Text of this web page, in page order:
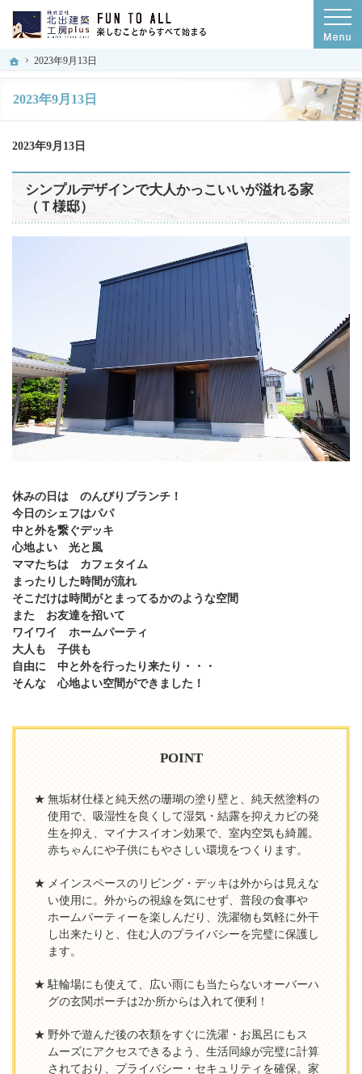
ホーム
2023年9月13日
2023年9月13日
設計士の代表自らご提案！石川県小松市・加賀市・能美市の注文住宅・耐震等級
石川県小松市・加賀市・能美市の耐震等級3・ZEH住宅・デザイン住宅なら株式会
2023年9月13日
シンプルデザインで大人かっこいいが溢れる家
（Ｔ様邸）
休みの日は のんびりブランチ！
今日のシェフはパパ
中と外を繋ぐデッキ
心地よい 光と風
ママたちは カフェタイム
まったりした時間が流れ
そこだけは時間がとまってるかのような空間
また お友達を招いて
ワイワイ ホームパーティ
大人も 子供も
自由に 中と外を行ったり来たり・・・
そんな 心地よい空間ができました！
POINT
無垢材仕様と純天然の珊瑚の塗り壁と、純天然塗料の
使用で、吸湿性を良くして湿気・結露を抑えカビの発
生を抑え、マイナスイオン効果で、室内空気も綺麗。
赤ちゃんにや子供にもやさしい環境をつくります。
メインスペースのリビング・デッキは外からは見えな
い使用に。外からの視線を気にせず、普段の食事や
ホームパーティーを楽しんだり、洗濯物も気軽に外干
し出来たりと、住む人のプライバシーを完璧に保護し
ます。
駐輪場にも使えて、広い雨にも当たらないオーバーハ
グの玄関ポーチは2か所からは入れて便利！
野外で遊んだ後の衣類をすぐに洗濯・お風呂にもス
ムーズにアクセスできるよう、生活同線が完璧に計算
されており、プライバシー・セキュリティを確保。家